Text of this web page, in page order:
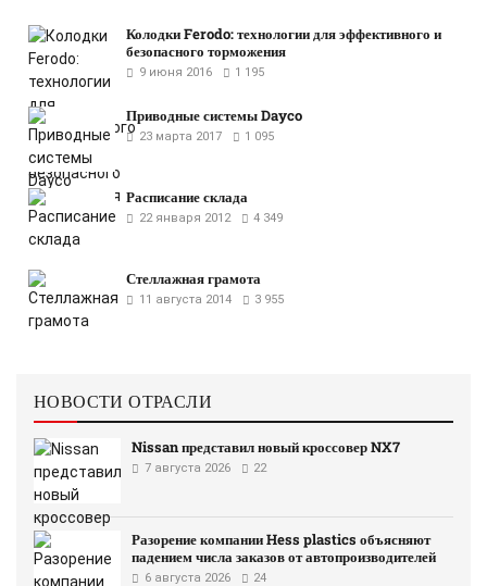
Колодки Ferodo: технологии для эффективного и
безопасного торможения
9 июня 2016 1 195
Приводные системы Dayco
23 марта 2017 1 095
Расписание склада
22 января 2012 4 349
Стеллажная грамота
11 августа 2014 3 955
НОВОСТИ ОТРАСЛИ
Nissan представил новый кроссовер NX7
7 августа 2026 22
Разорение компании Hess plastics объясняют
падением числа заказов от автопроизводителей
6 августа 2026 24